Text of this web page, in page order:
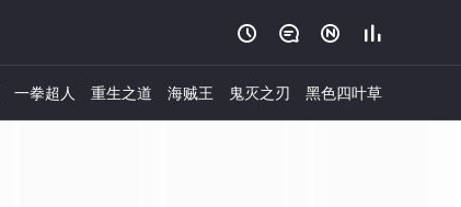
   
一拳超人 重生之道 海贼王 鬼灭之刃 黑色四叶草